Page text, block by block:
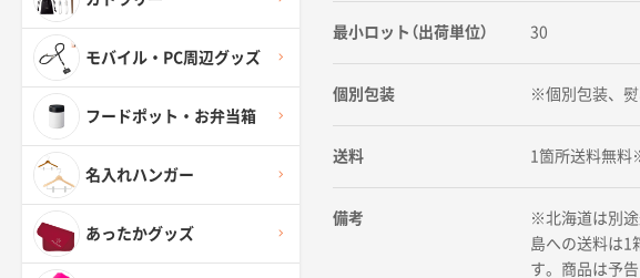
モバイル・PC周辺グッズ
フードポット・お弁当箱
名入れハンガー
あったかグッズ
最小ロット（出荷単位） 30
個別包装 ※個別包装、熨
送料 1箇所送料無料
備考
※北海道は別
島への送料は1
す。商品は予